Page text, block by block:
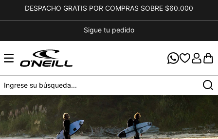
DESPACHO GRATIS POR COMPRAS SOBRE $60.000
Sigue tu pedido